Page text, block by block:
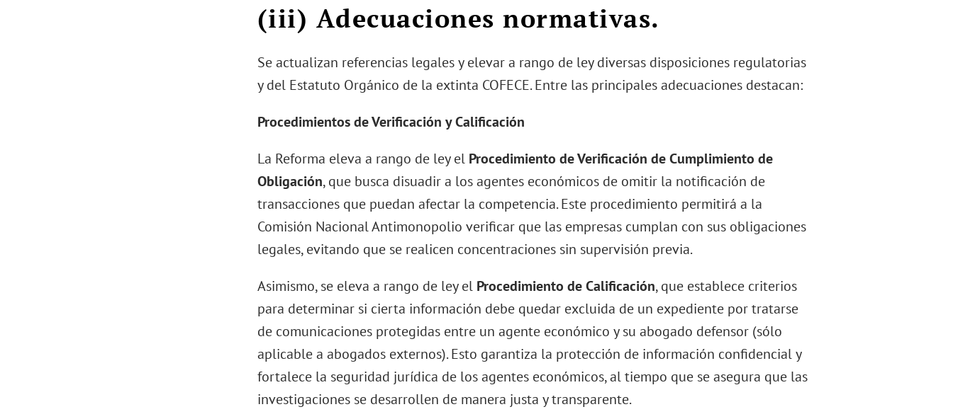
(iii) Adecuaciones normativas.
Se actualizan referencias legales y elevar a rango de ley diversas disposiciones regulatorias
y del Estatuto Orgánico de la extinta COFECE. Entre las principales adecuaciones destacan:
Procedimientos de Verificación y Calificación
La Reforma eleva a rango de ley el Procedimiento de Verificación de Cumplimiento de
Obligación, que busca disuadir a los agentes económicos de omitir la notificación de
transacciones que puedan afectar la competencia. Este procedimiento permitirá a la
Comisión Nacional Antimonopolio verificar que las empresas cumplan con sus obligaciones
legales, evitando que se realicen concentraciones sin supervisión previa.
Asimismo, se eleva a rango de ley el Procedimiento de Calificación, que establece criterios
para determinar si cierta información debe quedar excluida de un expediente por tratarse
de comunicaciones protegidas entre un agente económico y su abogado defensor (sólo
aplicable a abogados externos). Esto garantiza la protección de información confidencial y
fortalece la seguridad jurídica de los agentes económicos, al tiempo que se asegura que las
investigaciones se desarrollen de manera justa y transparente.